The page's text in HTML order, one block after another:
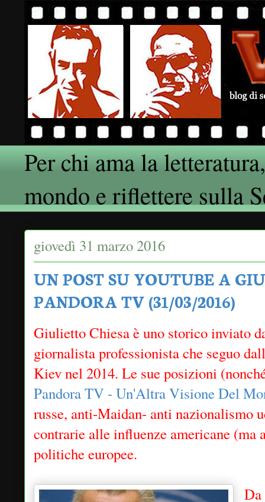
Per chi ama la
mondo e riflettere sulla
giovedì 31 marzo 2016
UN POST SU YOUTUBE A
PANDORA TV (31/03/2016)
Giulietto Chiesa è uno storico inviato
giornalista professionista che seguo
Kiev nel 2014. Le sue posizioni
Pandora TV - Un'Altra Visione Del
russe, anti-Maidan- anti nazionalismo
contrarie alle influenze americane (ma
politiche europee.
Da